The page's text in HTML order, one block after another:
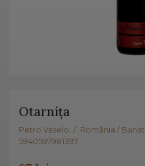
Otarnița
Petro Vaselo / România / Banat
5940597981397